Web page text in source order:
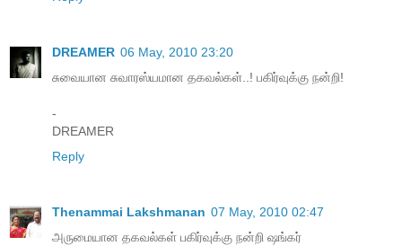
DREAMER 06 May, 2010 23:20
சுவையான சுவாரஸ்யமான தகவல்கள்..! பகிர்வுக்கு நன்றி!
-
DREAMER
Reply
Thenammai Lakshmanan 07 May, 2010 02:47
அருமையான தகவல்கள் பகிர்வுக்கு நன்றி ஷங்கர்